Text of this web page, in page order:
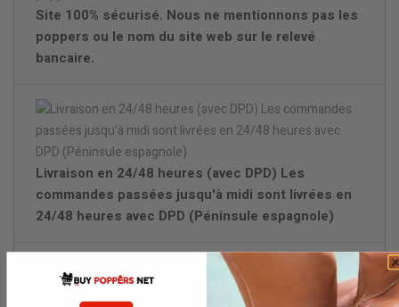
Site 100% sécurisé. Nous ne mentionnons pas les
poppers ou le nom du site web sur le relevé
bancaire.
Livraison en 24/48 heures (avec DPD) Les
commandes passées jusqu'à midi sont livrées en
24/48 heures avec DPD (Péninsule espagnole)
Emballage discret.